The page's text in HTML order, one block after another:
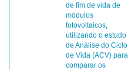
de fim de vida de
módulos
fotovoltaicos,
utilizando o estudo
de Análise do Ciclo
de Vida (ACV) para
comparar os